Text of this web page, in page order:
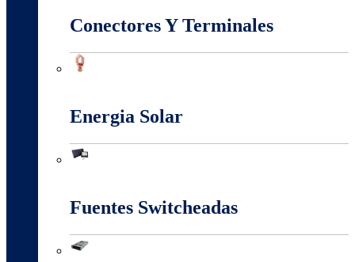
Conectores Y Terminales
Energia Solar
Fuentes Switcheadas